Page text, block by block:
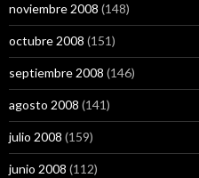
noviembre 2008 (148)
octubre 2008 (151)
septiembre 2008 (146)
agosto 2008 (141)
julio 2008 (159)
junio 2008 (112)